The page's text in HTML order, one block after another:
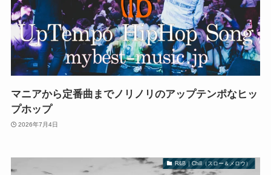
マニアから定番曲までノリノリのアップテンポなヒッ
プホップ
2026年7月4日
R&B｜Chill（スロー＆メロウ）